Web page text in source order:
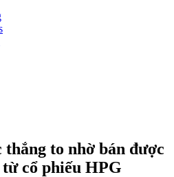
to nhờ bán được
cổ phiếu HPG